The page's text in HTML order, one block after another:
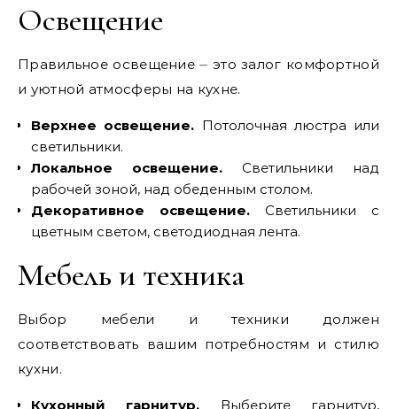
Освещение
Правильное освещение ⏤ это залог комфортной
и уютной атмосферы на кухне.
Верхнее освещение. Потолочная люстра или
светильники.
Локальное освещение. Светильники над
рабочей зоной, над обеденным столом.
Декоративное освещение. Светильники с
цветным светом, светодиодная лента.
Мебель и техника
Выбор мебели и техники должен
соответствовать вашим потребностям и стилю
кухни.
Кухонный гарнитур. Выберите гарнитур,